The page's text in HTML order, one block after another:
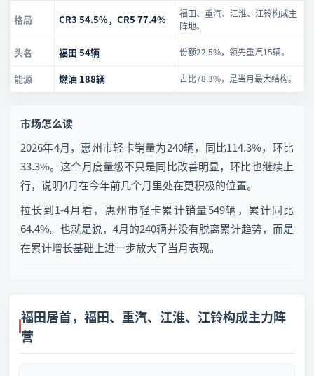
格局 CR3 54.5%，CR5 77.4%
福田、重汽、江淮、江铃构成主
阵地。
头名 福田 54辆 份额22.5%，领先重汽15辆。
能源 燃油 188辆 占比78.3%，是当月最大结构。
市场怎么读
2026年4月，惠州市轻卡销量为240辆，同比114.3%，环比
33.3%。这个月度量级不只是同比改善明显，环比也继续上
行，说明4月在今年前几个月里处在更积极的位置。
拉长到1-4月看，惠州市轻卡累计销量549辆，累计同比
64.4%。也就是说，4月的240辆并没有脱离累计趋势，而是
在累计增长基础上进一步放大了当月表现。
福田居首，福田、重汽、江淮、江铃构成主力阵
营